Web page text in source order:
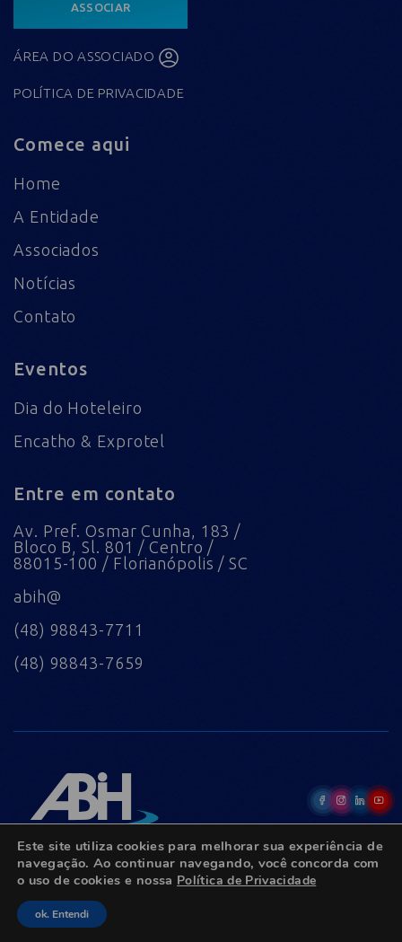
ASSOCIAR
ÁREA DO ASSOCIADO
POLÍTICA DE PRIVACIDADE
Comece aqui
Home
A Entidade
Associados
Notícias
Contato
Eventos
Dia do Hoteleiro
Encatho & Exprotel
Entre em contato
Av. Pref. Osmar Cunha, 183 /
Bloco B, Sl. 801 / Centro /
88015-100 / Florianópolis / SC
abih@
(48) 98843-7711
(48) 98843-7659
© Copyright 2022 - Todos os direitos reservados.
Este site utiliza cookies para melhorar sua experiência de
navegação. Ao continuar navegando, você concorda com
o uso de cookies e nossa Política de Privacidade
ok. Entendi